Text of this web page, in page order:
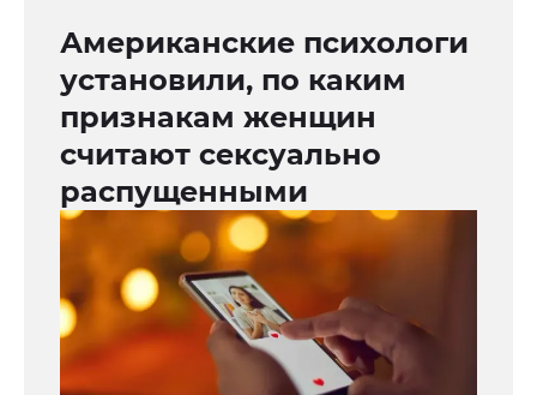
Американские психологи
установили, по каким
признакам женщин
считают сексуально
распущенными